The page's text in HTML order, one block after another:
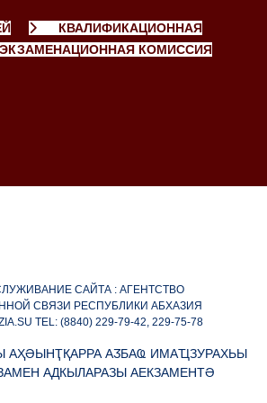
КВАЛИФИКАЦИОННАЯ
ЭКЗАМЕНАЦИОННАЯ КОМИССИЯ
САЙТА : АГЕНТСТВО
СВЯЗИ РЕСПУБЛИКИ АБХАЗИЯ
TEL: (8840) 229-79-42, 229-75-78
АҲӘЫНҬҚАРРА АӠБАҨ ИМАҴЗУРАХЬЫ
АДКЫЛАРАЗЫ АЕКЗАМЕНТӘ